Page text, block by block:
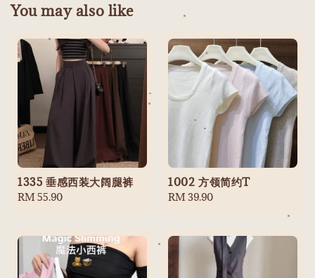
You may also like
1335 垂感西装大阔腿裤
Regular
RM 55.90
1002 方领简约T
Regular
RM 39.90